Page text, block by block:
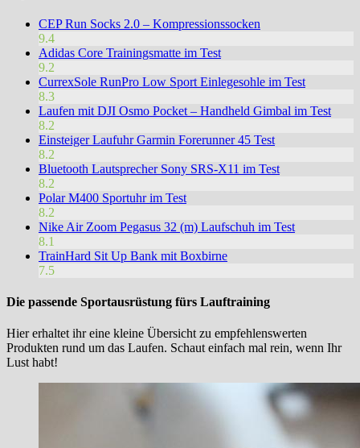
CEP Run Socks 2.0 – Kompressionssocken
9.4
Adidas Core Trainingsmatte im Test
9.2
CurrexSole RunPro Low Sport Einlegesohle im Test
8.3
Laufen mit DJI Osmo Pocket – Handheld Gimbal im Test
8.2
Einsteiger Laufuhr Garmin Forerunner 45 Test
8.2
Bluetooth Lautsprecher Sony SRS-X11 im Test
8.2
Polar M400 Sportuhr im Test
8.2
Nike Air Zoom Pegasus 32 (m) Laufschuh im Test
8.1
TrainHard Sit Up Bank mit Boxbirne
7.5
Die passende Sportausrüstung fürs Lauftraining
Hier erhaltet ihr eine kleine Übersicht zu empfehlenswerten
Produkten rund um das Laufen. Schaut einfach mal rein, wenn Ihr
Lust habt!